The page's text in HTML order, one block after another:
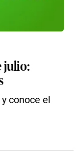
julio:
conoce el